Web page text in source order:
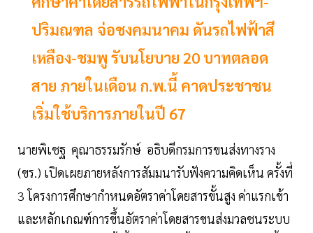
ปริมณฑล จ่อชงคมนาคม ดันรถไฟฟ้าสี
เหลือง-ชมพู รับนโยบาย 20 บาทตลอด
สาย ภายในเดือน ก.พ.นี้ คาดประชาชน
เริ่มใช้บริการภายในปี 67
นายพิเชฐ คุณาธรรมรักษ์ อธิบดีกรมการขนส่งทางราง
(ขร.) เปิดเผยภายหลังการสัมมนารับฟังความคิดเห็น ครั้งที่
3 โครงการศึกษากำหนดอัตราค่าโดยสารขั้นสูง ค่าแรกเข้า
และหลักเกณฑ์การขึ้นอัตราค่าโดยสารขนส่งมวลชนระบบ